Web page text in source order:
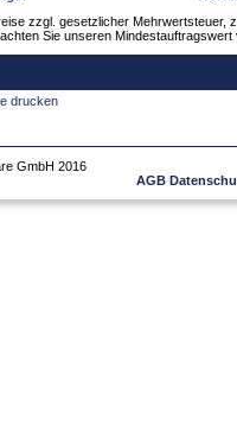
zzgl. gesetzlicher Mehrwertsteuer,
Sie unseren Mindestauftragswert
drucken
GmbH 2016
AGB